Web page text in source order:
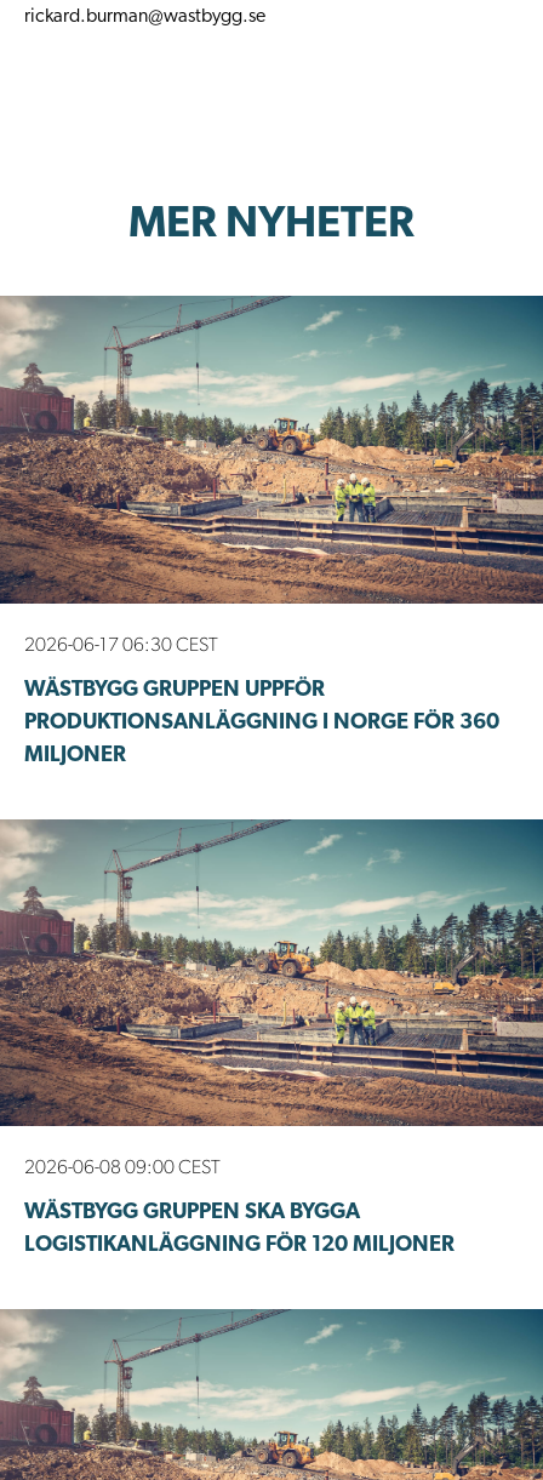
rickard.burman@wastbygg.se
MER NYHETER
2026-06-17 06:30 CEST
WÄSTBYGG GRUPPEN UPPFÖR
PRODUKTIONSANLÄGGNING I NORGE FÖR 360
MILJONER
2026-06-08 09:00 CEST
WÄSTBYGG GRUPPEN SKA BYGGA
LOGISTIKANLÄGGNING FÖR 120 MILJONER